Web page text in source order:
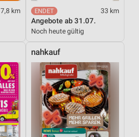
7,8 km 33 km
Angebote ab 31.07.
Noch heute gültig
nahkauf